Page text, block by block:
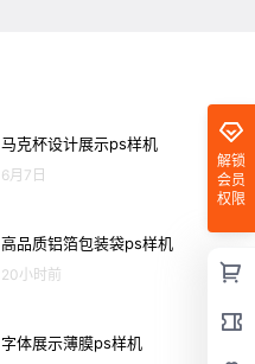
解锁
会员
权限
马克杯设计展示ps样机
6月7日
高品质铝箔包装袋ps样机
20小时前
字体展示薄膜ps样机